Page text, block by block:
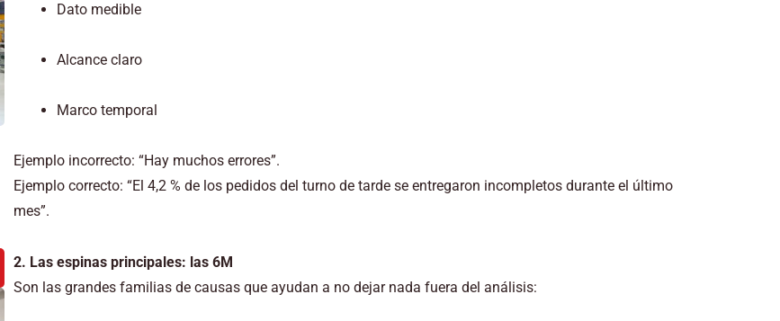
Dato medible
Alcance claro
Marco temporal
Ejemplo incorrecto: “Hay muchos errores”.
Ejemplo correcto: “El 4,2 % de los pedidos del turno de tarde se entregaron incompletos durante el último
mes”.
2. Las espinas principales: las 6M
Son las grandes familias de causas que ayudan a no dejar nada fuera del análisis: